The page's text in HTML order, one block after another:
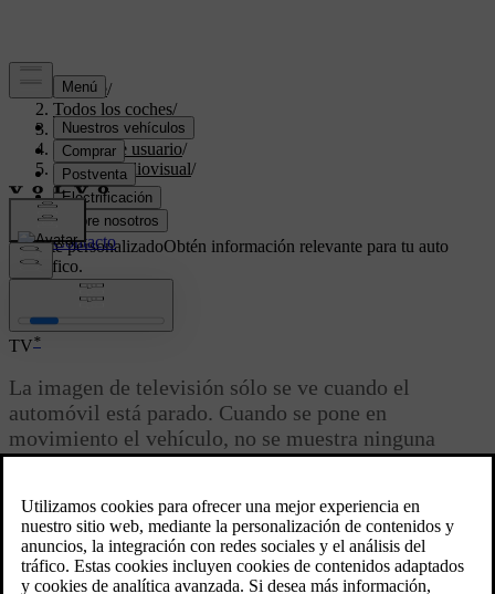
Soporte/
Todos los coches/
V70 2016 /
Manual de usuario/
Sistema audiovisual/
TV/
TV
Soporte personalizadoObtén información relevante para tu auto
específico.
Iniciar sesión
Actualizado 08/06/2023
TV*
La imagen de televisión sólo se ve cuando el
automóvil está parado. Cuando se pone en
movimiento el vehículo, no se muestra ninguna
imagen, aunque el sonido se oye todo el tiempo. La